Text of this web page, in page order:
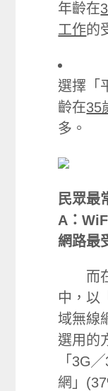
年齡在
工作的
選擇「
齡在35
多。
民眾最
A：
網路最
而在
中，以
域無線
選用的
「
網」